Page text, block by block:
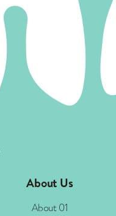
About Us
About 01